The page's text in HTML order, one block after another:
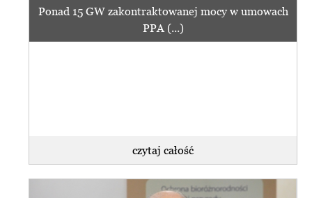
Ponad 15 GW zakontraktowanej mocy w umowach
PPA (...)
czytaj całość